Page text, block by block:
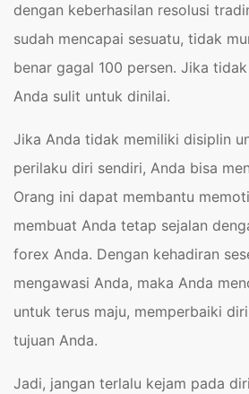
dengan keberhasilan resolusi
sudah mencapai sesuatu, tidak
benar gagal 100 persen. Jika
Anda sulit untuk dinilai.
Jika Anda tidak memiliki disiplin
perilaku diri sendiri, Anda bisa
Orang ini dapat membantu
membuat Anda tetap sejalan
forex Anda. Dengan kehadiran
mengawasi Anda, maka Anda
untuk terus maju, memperbaiki
tujuan Anda.
Jadi, jangan terlalu kejam pada